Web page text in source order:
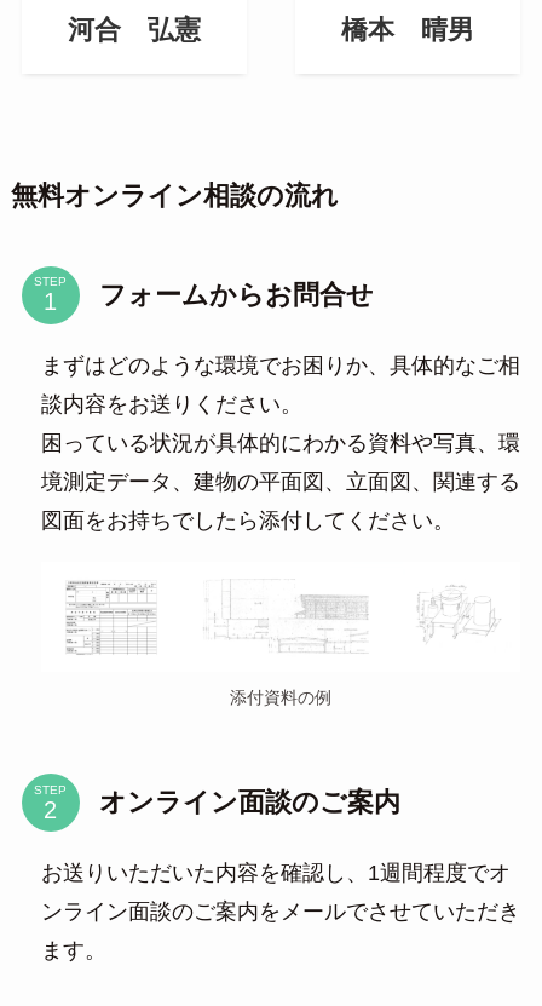
河合 弘憲 橋本 晴男
無料オンライン相談の流れ
STEP フォームからお問合せ
まずはどのような環境でお困りか、具体的なご相
談内容をお送りください。
困っている状況が具体的にわかる資料や写真、環
境測定データ、建物の平面図、立面図、関連する
図面をお持ちでしたら添付してください。
添付資料の例
STEP オンライン面談のご案内
お送りいただいた内容を確認し、1週間程度でオ
ンライン面談のご案内をメールでさせていただき
ます。